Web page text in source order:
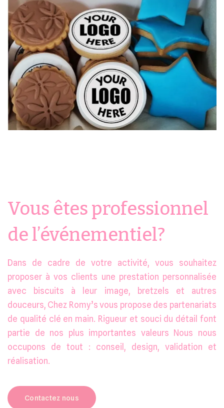
Vous êtes professionnel
de l’événementiel?
Dans de cadre de votre activité, vous souhaitez
proposer à vos clients une prestation personnalisée
avec biscuits à leur image, bretzels et autres
douceurs, Chez Romy’s vous propose des partenariats
de qualité clé en main. Rigueur et souci du détail font
partie de nos plus importantes valeurs Nous nous
occupons de tout : conseil, design, validation et
réalisation.
Contactez nous